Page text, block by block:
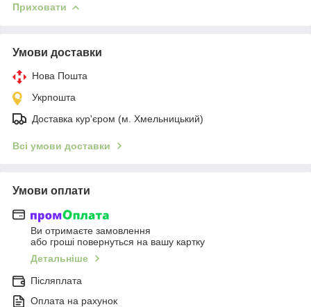
Приховати
Умови доставки
Нова Пошта
Укрпошта
Доставка кур'єром (м. Хмельницький)
Всі умови доставки
Умови оплати
Ви отримаєте замовлення
або гроші повернуться на вашу картку
Детальніше
Післяплата
Оплата на рахунок